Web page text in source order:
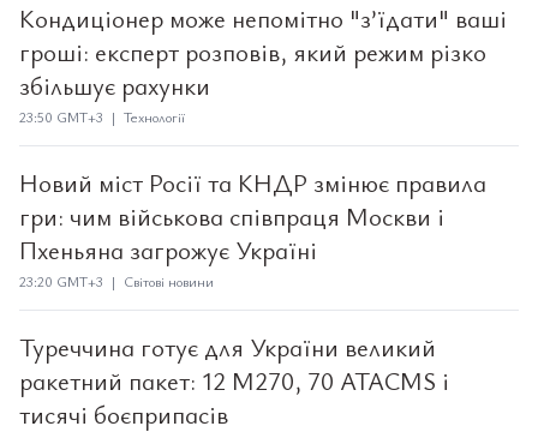
Кондиціонер може непомітно "з’їдати" ваші
гроші: експерт розповів, який режим різко
збільшує рахунки
23:50 GMT+3 | Технології
Новий міст Росії та КНДР змінює правила
гри: чим військова співпраця Москви і
Пхеньяна загрожує Україні
23:20 GMT+3 | Світові новини
Туреччина готує для України великий
ракетний пакет: 12 M270, 70 ATACMS і
тисячі боєприпасів